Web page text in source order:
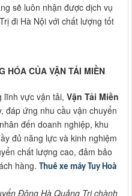
sẽ luôn nhận được dịch vụ
đi Hà Nội với chất lượng tốt
HÓA CỦA VẬN TẢI MIỀN
lĩnh vực vận tải, Vận Tải Miền
đáp ứng nhu cầu vận chuyển
đến doanh nghiệp, khu
đủ năng lực và kinh nghiệm
chất lượng cao, đảm bảo
hàng. Thuê xe máy Tuy Hoà
Đông Hà Quảng Trị chành